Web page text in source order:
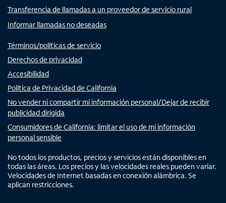
Transferencia de llamadas a un proveedor de servicio rural
Informar llamadas no deseadas
Términos/políticas de servicio
Derechos de privacidad
Accesibilidad
Política de Privacidad de California
No vender ni compartir mi información personal/Dejar de recibir
publicidad dirigida
Consumidores de California: limitar el uso de mi información
personal sensible
No todos los productos, precios y servicios están disponibles en
todas las áreas. Los precios y las velocidades reales pueden variar.
Velocidades de Internet basadas en conexión alámbrica. Se
aplican restricciones.